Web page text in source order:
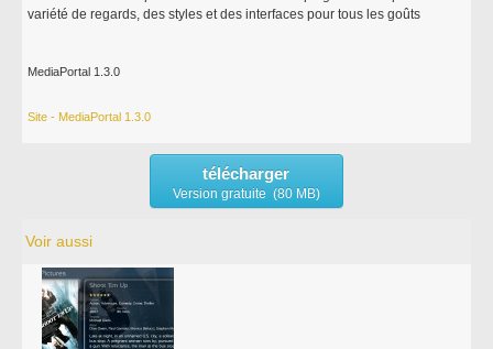
variété de regards, des styles et des interfaces pour tous les goûts
MediaPortal 1.3.0
Site - MediaPortal 1.3.0
télécharger
Version gratuite (80 MB)
Voir aussi